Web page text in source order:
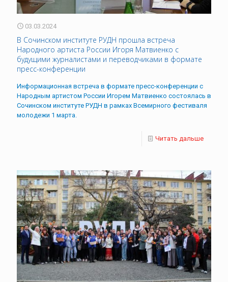
03.03.2024
В Сочинском институте РУДН прошла встреча
Народного артиста России Игоря Матвиенко с
будущими журналистами и переводчиками в формате
пресс-конференции
Информационная встреча в формате пресс-конференции с
Народным артистом России Игорем Матвиенко состоялась в
Сочинском институте РУДН в рамках Всемирного фестиваля
молодежи 1 марта.
Читать дальше